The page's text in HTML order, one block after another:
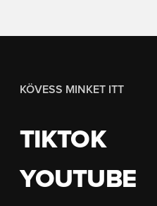
KÖVESS MINKET ITT
TIKTOK
YOUTUBE